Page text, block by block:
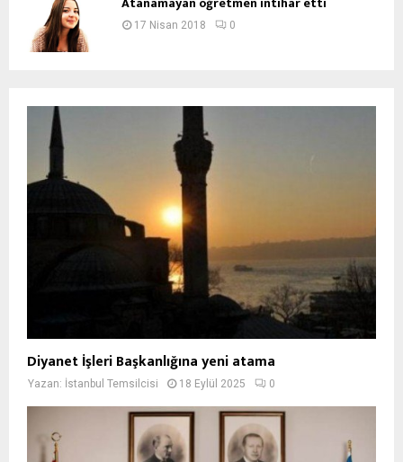
17 Nisan 2018 0
Diyanet İşleri Başkanlığına yeni atama
Yazan: İstanbul Temsilcisi 18 Eylül 2025 0